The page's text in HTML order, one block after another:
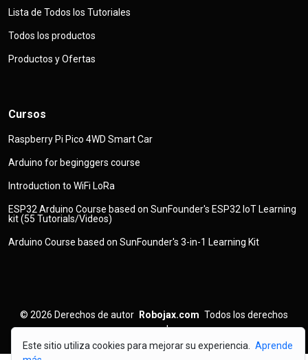
Este sitio utiliza cookies para mejorar su experiencia.
Aprende
Lista de Todos los Tutoriales
Todos los productos
Productos y Ofertas
Cursos
Raspberry Pi Pico 4WD Smart Car
Arduino for beginggers course
Introduction to WiFi LoRa
ESP32 Arduino Course based on SunFounder's ESP32 IoT Learning
kit (55 Tutorials/Videos)
Arduino Course based on SunFounder's 3-in-1 Learning Kit
© 2026 Derechos de autor Robojax.com Todos los derechos
reservados